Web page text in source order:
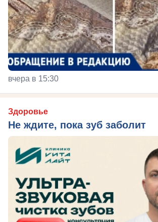
вчера в 15:30
Здоровье
Не ждите, пока зуб заболит